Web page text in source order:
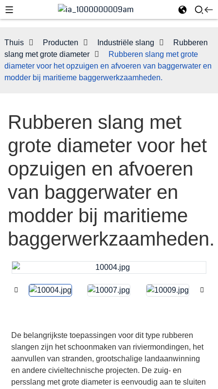
Thuis Producten Industriële slang
Rubberen
slang met grote diameter
Rubberen slang met grote
diameter voor het opzuigen en afvoeren van baggerwater en
modder bij maritieme baggerwerkzaamheden.
Rubberen slang met
grote diameter voor het
opzuigen en afvoeren
van baggerwater en
modder bij maritieme
baggerwerkzaamheden.
De belangrijkste toepassingen voor dit type rubberen
slangen zijn het schoonmaken van riviermondingen, het
aanvullen van stranden, grootschalige landaanwinning
en andere civieltechnische projecten. De zuig- en
persslang met grote diameter is eenvoudig aan te sluiten